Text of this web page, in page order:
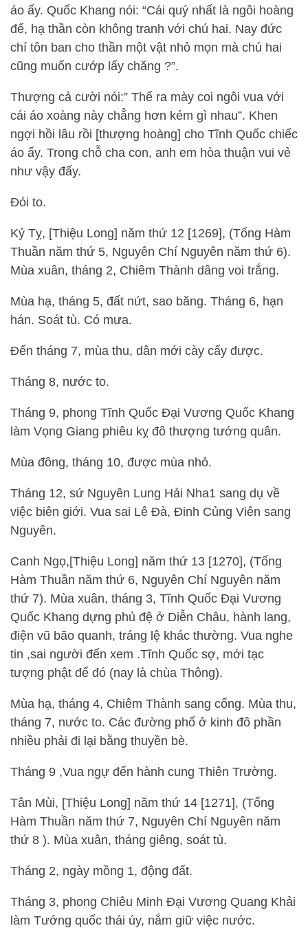
áo ấy. Quốc Khang nói: “Cái quý nhất là ngôi hoàng
đế, hạ thần còn không tranh với chú hai. Nay đức
chí tôn ban cho thần một vật nhỏ mọn mà chú hai
cũng muốn cướp lấy chăng ?”.
Thượng cả cười nói:” Thế ra mày coi ngôi vua với
cái áo xoàng này chẳng hơn kém gì nhau”. Khen
ngợi hồi lâu rồi [thượng hoàng] cho Tĩnh Quốc chiếc
áo ấy. Trong chỗ cha con, anh em hòa thuận vui vẻ
như vậy đấy.
Đói to.
Kỷ Tỵ, [Thiệu Long] năm thứ 12 [1269], (Tống Hàm
Thuần năm thứ 5, Nguyên Chí Nguyên năm thứ 6).
Mùa xuân, tháng 2, Chiêm Thành dâng voi trắng.
Mùa hạ, tháng 5, đất nứt, sao băng. Tháng 6, hạn
hán. Soát tù. Có mưa.
Đến tháng 7, mùa thu, dân mới cày cấy được.
Tháng 8, nước to.
Tháng 9, phong Tĩnh Quốc Đại Vương Quốc Khang
làm Vọng Giang phiêu kỵ đô thượng tướng quân.
Mùa đông, tháng 10, được mùa nhỏ.
Tháng 12, sứ Nguyên Lung Hải Nha1 sang dụ về
việc biên giới. Vua sai Lê Đà, Đinh Củng Viên sang
Nguyên.
Canh Ngọ,[Thiệu Long] năm thứ 13 [1270], (Tống
Hàm Thuần năm thứ 6, Nguyên Chí Nguyên năm
thứ 7). Mùa xuân, tháng 3, Tĩnh Quốc Đại Vương
Quốc Khang dựng phủ đệ ở Diễn Châu, hành lang,
điện vũ bão quanh, tráng lệ khác thường. Vua nghe
tin ,sai người đến xem .Tĩnh Quốc sợ, mới tạc
tượng phật để đó (nay là chùa Thông).
Mùa hạ, tháng 4, Chiêm Thành sang cống. Mùa thu,
tháng 7, nước to. Các đường phố ở kinh đô phần
nhiều phải đi lại bằng thuyền bè.
Tháng 9 ,Vua ngự đến hành cung Thiên Trường.
Tân Mùi, [Thiệu Long] năm thứ 14 [1271], (Tống
Hàm Thuần năm thứ 7, Nguyên Chí Nguyên năm
thứ 8 ). Mùa xuân, tháng giêng, soát tù.
Tháng 2, ngày mồng 1, động đất.
Tháng 3, phong Chiêu Minh Đại Vương Quang Khải
làm Tướng quốc thái úy, nắm giữ việc nước.